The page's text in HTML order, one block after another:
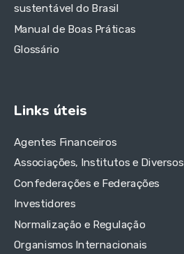
sustentável do Brasil
Manual de Boas Práticas
Glossário
Links úteis
Agentes Financeiros
Associações, Institutos e Diversos
Confederações e Federações
Investidores
Normalização e Regulação
Organismos Internacionais